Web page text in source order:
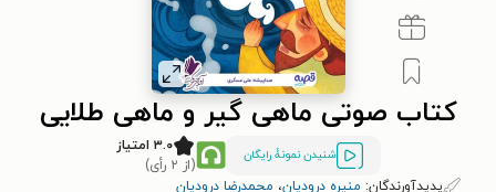
کتاب صوتی ماهی گیر و ماهی طلایی
شنیدن نمونۀ رایگان
۳.۰ امتیاز
(از ۲ رأی)
پدیدآورندگان: منیره درودیان، محمدرضا درودیان